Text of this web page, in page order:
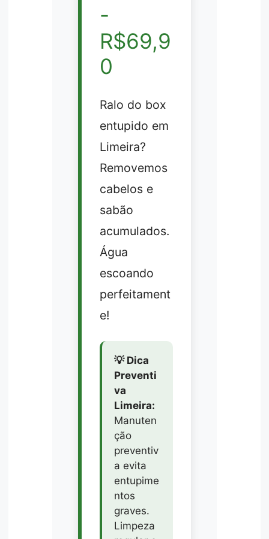
-
R$69,9
0
Ralo do box
entupido em
Limeira?
Removemos
cabelos e
sabão
acumulados.
Água
escoando
perfeitament
e!
💡 Dica
Preventi
va
Limeira:
Manuten
ção
preventiv
a evita
entupime
ntos
graves.
Limpeza